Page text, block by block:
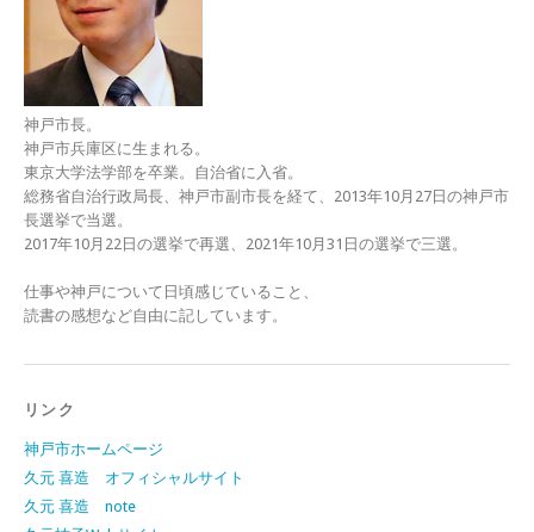
神戸市長。
神戸市兵庫区に生まれる。
東京大学法学部を卒業。自治省に入省。
総務省自治行政局長、神戸市副市長を経て、2013年10月27日の神戸市
長選挙で当選。
2017年10月22日の選挙で再選、2021年10月31日の選挙で三選。
仕事や神戸について日頃感じていること、
読書の感想など自由に記しています。
リンク
神戸市ホームページ
久元 喜造 オフィシャルサイト
久元 喜造 note